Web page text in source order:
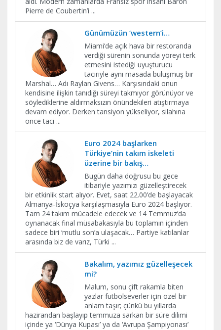
Pierre de Coubertin’i ...
Günümüzün ‘western’i…
Miami’de açık hava bir restoranda
verdiği sürenin sonunda yöreyi terk
etmesini istediği uyuşturucu
taciriyle aynı masada buluşmuş bir
Marshal… Adı Raylan Givens… Karşısındaki onun
kendisine ilişkin tanıdığı süreyi takmıyor görünüyor ve
söylediklerine aldırmaksızın önündekileri atıştırmaya
devam ediyor. Derken tansiyon yükseliyor, silahına
önce taci ...
Euro 2024 başlarken
Türkiye’nin takım iskeleti
üzerine bir bakış…
Bugün daha doğrusu bu gece
itibariyle yazımızı güzelleştirecek
bir etkinlik start alıyor. Evet, saat 22.00’de başlayacak
Almanya-İskoçya karşılaşmasıyla Euro 2024 başlıyor.
Tam 24 takım mücadele edecek ve 14 Temmuz’da
oynanacak final müsabakasıyla bu toplamın içinden
sadece biri ‘mutlu son’a ulaşacak… Partiye katılanlar
arasında biz de varız, Türki ...
Bakalım, yazımız güzelleşecek
mi?
Malum, sonu çift rakamla biten
yazlar futbolseverler için özel bir
anlam taşır; çünkü bu yıllarda
hazirandan başlayıp temmuza sarkan bir süre dilimi
içinde ya ‘Dünya Kupası’ ya da ‘Avrupa Şampiyonası’